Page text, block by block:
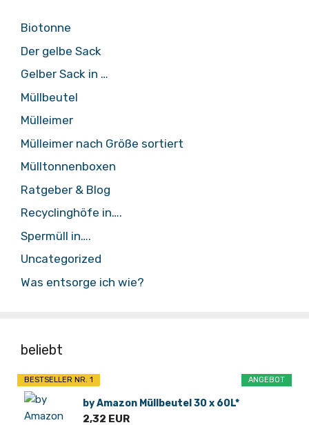
Biotonne
Der gelbe Sack
Gelber Sack in …
Müllbeutel
Mülleimer
Mülleimer nach Größe sortiert
Mülltonnenboxen
Ratgeber & Blog
Recyclinghöfe in….
Spermüll in….
Uncategorized
Was entsorge ich wie?
beliebt
ANGEBOT
BESTSELLER NR. 1
by Amazon Müllbeutel 30 x 60L*
2,32 EUR